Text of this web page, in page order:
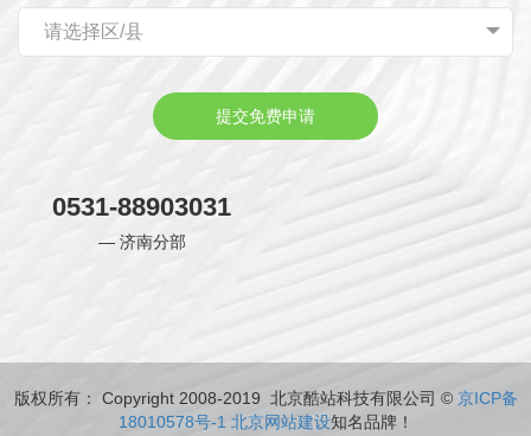
请选择区/县
提交免费申请
0531-88903031
— 济南分部
版权所有： Copyright 2008-2019 北京酷站科技有限公司 © 京ICP备
18010578号-1 北京网站建设知名品牌！